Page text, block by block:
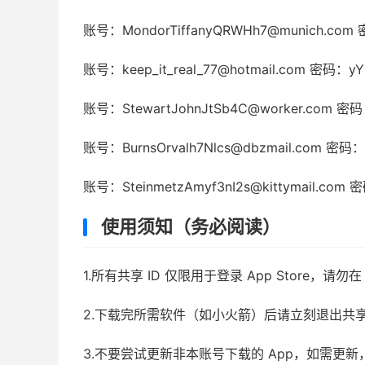
账号：MondorTiffanyQRWHh7@munich.com
账号：keep_it_real_77@hotmail.com 密码：
账号：StewartJohnJtSb4C@worker.com 密
账号：BurnsOrvalh7Nlcs@dbzmail.com 密码
账号：SteinmetzAmyf3nI2s@kittymail.com 密
使用须知（务必阅读）
1.所有共享 ID 仅限用于登录 App Store，请勿
2.下载完所需软件（如小火箭）后请立刻退出共
3.不要尝试更新非本账号下载的 App，如需更